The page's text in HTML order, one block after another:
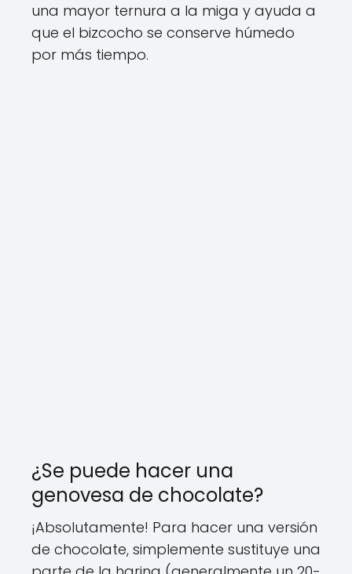
una mayor ternura a la miga y ayuda a
que el bizcocho se conserve húmedo
por más tiempo.
¿Se puede hacer una
genovesa de chocolate?
¡Absolutamente! Para hacer una versión
de chocolate, simplemente sustituye una